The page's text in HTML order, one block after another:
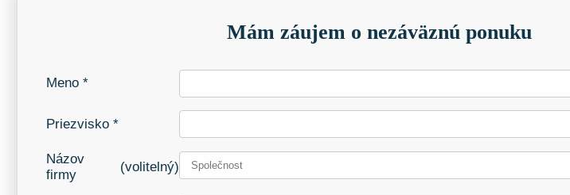
Mám záujem o nezáväznú ponuku
Meno *
Priezvisko *
Názov
firmy
(volitelný)